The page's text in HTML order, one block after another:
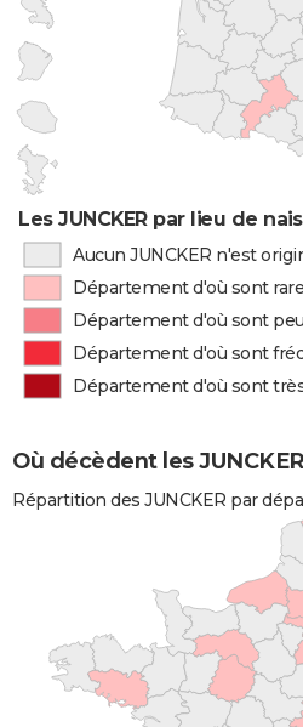
Les JUNCKER par lieu de
Aucun JUNCKER n'est
Département d'où sont
Département d'où sont
Département d'où sont
Département d'où sont
Où décèdent les
Répartition des JUNCKER par